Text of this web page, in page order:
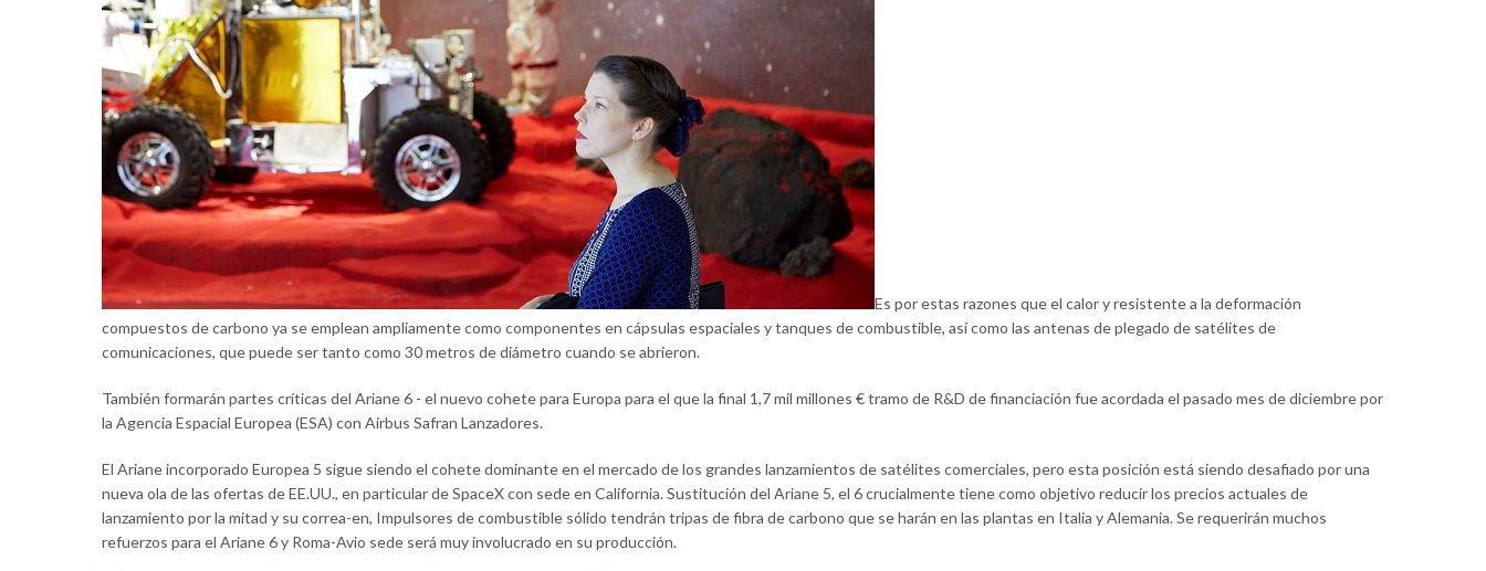
Es por estas razones que el calor y resistente a la deformación
compuestos de carbono ya se emplean ampliamente como componentes en cápsulas espaciales y tanques de combustible, así como las antenas de plegado de satélites de
comunicaciones, que puede ser tanto como 30 metros de diámetro cuando se abrieron.
También formarán partes críticas del Ariane 6 - el nuevo cohete para Europa para el que la final 1,7 mil millones € tramo de R&D de financiación fue acordada el pasado mes de diciembre por
la Agencia Espacial Europea (ESA) con Airbus Safran Lanzadores.
El Ariane incorporado Europea 5 sigue siendo el cohete dominante en el mercado de los grandes lanzamientos de satélites comerciales, pero esta posición está siendo desafiado por una
nueva ola de las ofertas de EE.UU., en particular de SpaceX con sede en California. Sustitución del Ariane 5, el 6 crucialmente tiene como objetivo reducir los precios actuales de
lanzamiento por la mitad y su correa-en, Impulsores de combustible sólido tendrán tripas de fibra de carbono que se harán en las plantas en Italia y Alemania. Se requerirán muchos
refuerzos para el Ariane 6 y Roma-Avio sede será muy involucrado en su producción.